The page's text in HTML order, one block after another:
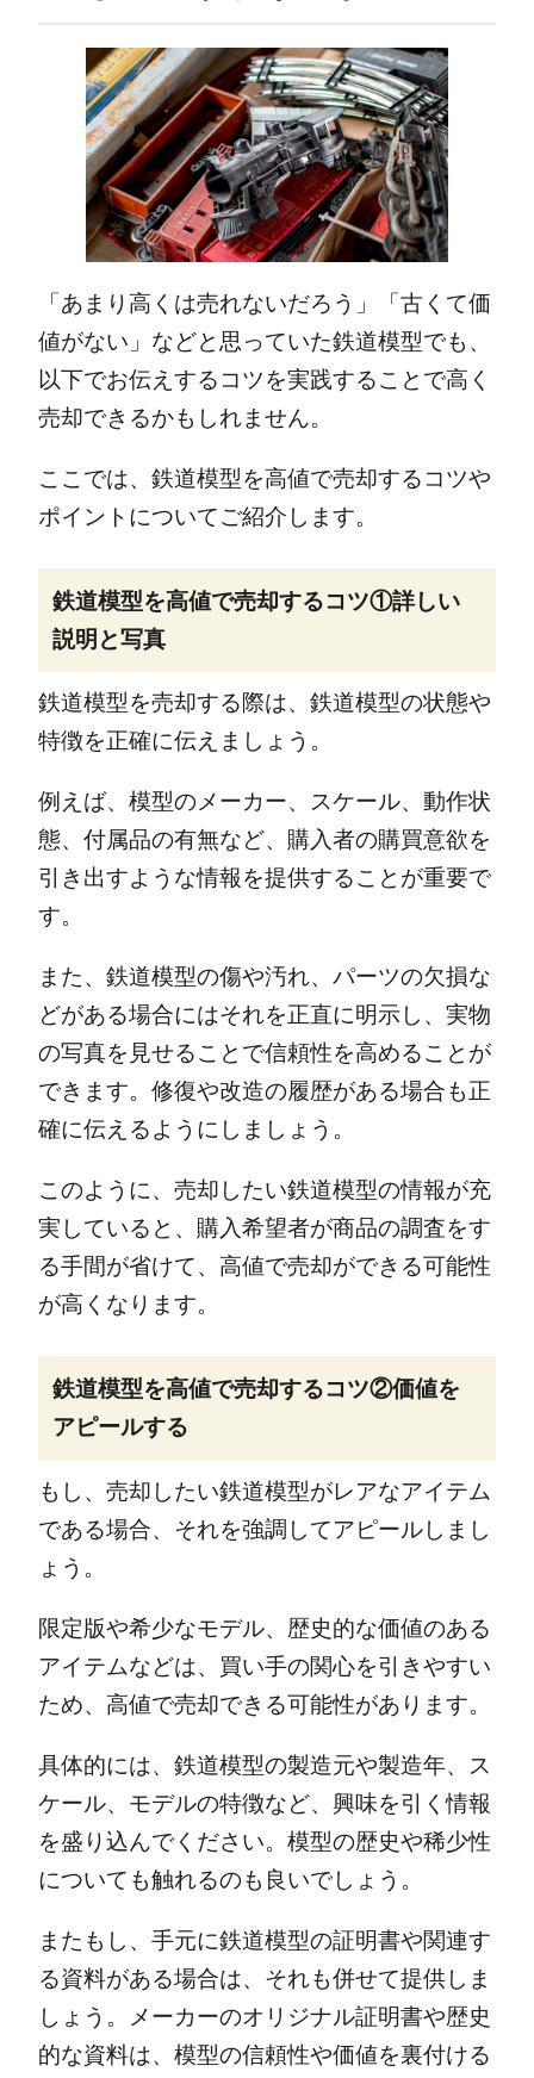
「あまり高くは売れないだろう」「古くて価
値がない」などと思っていた鉄道模型でも、
以下でお伝えするコツを実践することで高く
売却できるかもしれません。
ここでは、鉄道模型を高値で売却するコツや
ポイントについてご紹介します。
鉄道模型を高値で売却するコツ①詳しい
説明と写真
鉄道模型を売却する際は、鉄道模型の状態や
特徴を正確に伝えましょう。
例えば、模型のメーカー、スケール、動作状
態、付属品の有無など、購入者の購買意欲を
引き出すような情報を提供することが重要で
す。
また、鉄道模型の傷や汚れ、パーツの欠損な
どがある場合にはそれを正直に明示し、実物
の写真を見せることで信頼性を高めることが
できます。修復や改造の履歴がある場合も正
確に伝えるようにしましょう。
このように、売却したい鉄道模型の情報が充
実していると、購入希望者が商品の調査をす
る手間が省けて、高値で売却ができる可能性
が高くなります。
鉄道模型を高値で売却するコツ②価値を
アピールする
もし、売却したい鉄道模型がレアなアイテム
である場合、それを強調してアピールしまし
ょう。
限定版や希少なモデル、歴史的な価値のある
アイテムなどは、買い手の関心を引きやすい
ため、高値で売却できる可能性があります。
具体的には、鉄道模型の製造元や製造年、ス
ケール、モデルの特徴など、興味を引く情報
を盛り込んでください。模型の歴史や稀少性
についても触れるのも良いでしょう。
またもし、手元に鉄道模型の証明書や関連す
る資料がある場合は、それも併せて提供しま
しょう。メーカーのオリジナル証明書や歴史
的な資料は、模型の信頼性や価値を裏付ける